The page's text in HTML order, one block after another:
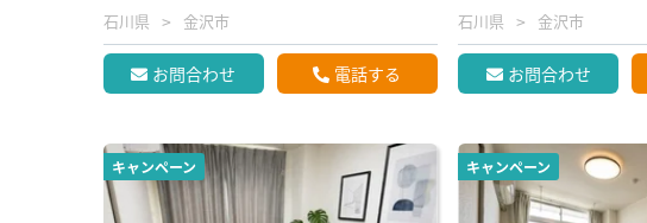
石川県 金沢市
お問合わせ 電話する
石川県 金沢市
お問合わせ
キャンペーン キャンペーン